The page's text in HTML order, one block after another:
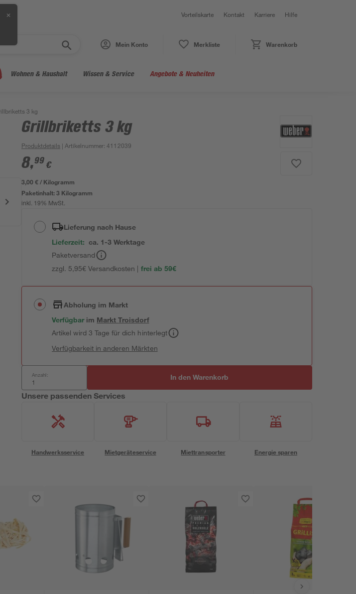
✕ Vorteilskarte Kontakt Karriere Hilfe
Mein Konto Merkliste Warenkorb
Wohnen & Haushalt Wissen & Service Angebote & Neuheiten
3 kg
Grillbriketts 3 kg
Produktdetails | Artikelnummer:4112039
8,99 €
3,00 € / Kilogramm
Paketinhalt:3 Kilogramm
inkl. 19% MwSt.
Lieferung nach Hause
Lieferzeit: ca. 1-3 Werktage
Paketversand
zzgl. 5,95€ Versandkosten | frei ab 59€
Abholung im Markt
Verfügbar im MarktTroisdorf
Artikel wird 3 Tage für dich hinterlegt
Verfügbarkeit in anderen Märkten
Anzahl: In den Warenkorb
Unsere passenden Services
Handwerksservice Mietgeräteservice Miettransporter Energie sparen